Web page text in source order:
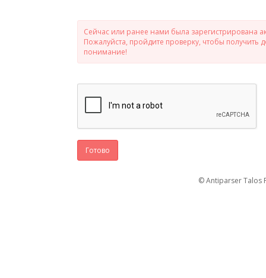
Сейчас или ранее нами была зарегистрирована
Пожалуйста, пройдите проверку, чтобы
понимание!
Готово
© Antiparser Talos